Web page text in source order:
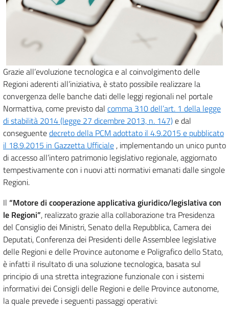
Grazie all’evoluzione tecnologica e al coinvolgimento delle
Regioni aderenti all’iniziativa, è stato possibile realizzare la
convergenza delle banche dati delle leggi regionali nel portale
Normattiva, come previsto dal comma 310 dell’art. 1 della legge
di stabilità 2014 (legge 27 dicembre 2013, n. 147)e dal
conseguentedecreto della PCM adottato il 4.9.2015 e pubblicato
il 18.9.2015 in Gazzetta Ufficiale , implementando un unico punto
di accesso all’intero patrimonio legislativo regionale, aggiornato
tempestivamente con i nuovi atti normativi emanati dalle singole
Regioni.
Il “Motore di cooperazione applicativa giuridico/legislativa con
le Regioni”, realizzato grazie alla collaborazione tra Presidenza
del Consiglio dei Ministri, Senato della Repubblica, Camera dei
Deputati, Conferenza dei Presidenti delle Assemblee legislative
delle Regioni e delle Province autonome e Poligrafico dello Stato,
è infatti il risultato di una soluzione tecnologica, basata sul
principio di una stretta integrazione funzionale con i sistemi
informativi dei Consigli delle Regioni e delle Province autonome,
la quale prevede i seguenti passaggi operativi: